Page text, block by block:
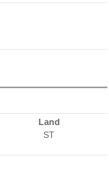
Land
ST